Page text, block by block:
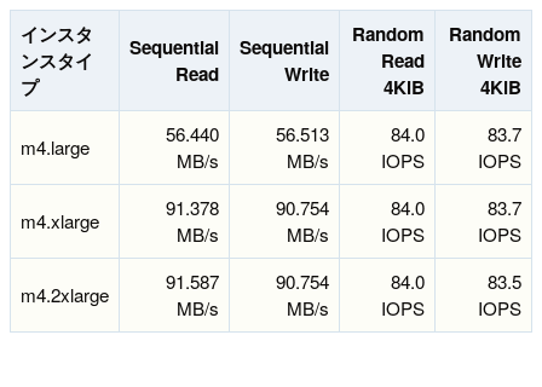
インスタ
ンスタイ
プ
Sequential
Read
Sequential
Write
Random
Read
4KiB
Random
Write
4KiB
m4.large
56.440
MB/s
56.513
MB/s
84.0
IOPS
83.7
IOPS
m4.xlarge
91.378
MB/s
90.754
MB/s
84.0
IOPS
83.7
IOPS
m4.2xlarge
91.587
MB/s
90.754
MB/s
84.0
IOPS
83.5
IOPS